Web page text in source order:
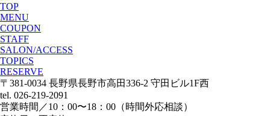
TOP
MENU
COUPON
STAFF
SALON/ACCESS
TOPICS
RESERVE
〒381-0034 長野県長野市高田336-2 守田ビル1F西
tel. 026-219-2091
営業時間／10：00〜18：00（時間外応相談）